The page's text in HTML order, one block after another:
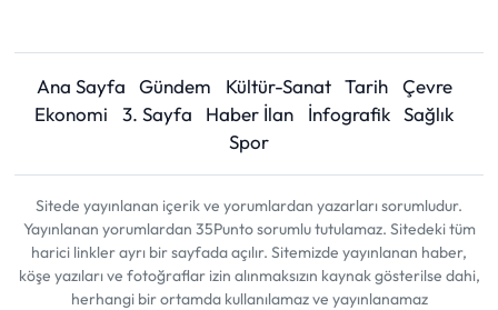
Ana Sayfa Gündem Kültür-Sanat Tarih
Çevre
Ekonomi
3. Sayfa Haber İlan İnfografik Sağlık
Spor
Sitede yayınlanan içerik ve yorumlardan yazarları sorumludur.
Yayınlanan yorumlardan 35Punto sorumlu tutulamaz. Sitedeki tüm
harici linkler ayrı bir sayfada açılır. Sitemizde yayınlanan haber,
köşe yazıları ve fotoğraflar izin alınmaksızın kaynak gösterilse dahi,
herhangi bir ortamda kullanılamaz ve yayınlanamaz